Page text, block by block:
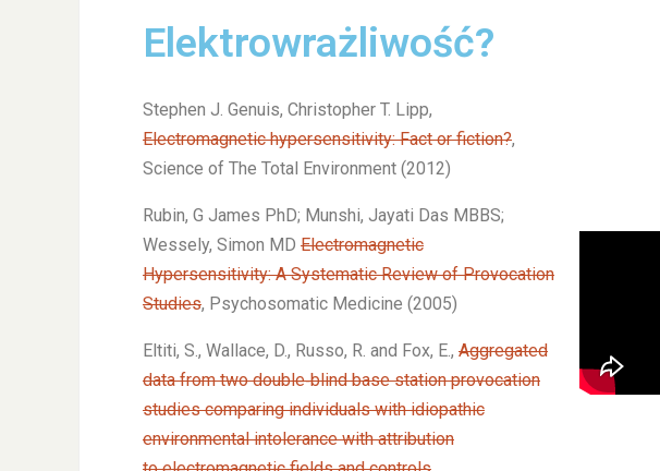
Elektrowrażliwość?
Stephen J. Genuis, Christopher T. Lipp,
Electromagnetic hypersensitivity: Fact or fiction?,
Science of The Total Environment (2012)
Rubin, G James PhD; Munshi, Jayati Das MBBS;
Wessely, Simon MD Electromagnetic
Hypersensitivity: A Systematic Review of Provocation
Studies, Psychosomatic Medicine (2005)
Eltiti, S., Wallace, D., Russo, R. and Fox, E., Aggregated
data from two double‐blind base station provocation
studies comparing individuals with idiopathic
environmental intolerance with attribution